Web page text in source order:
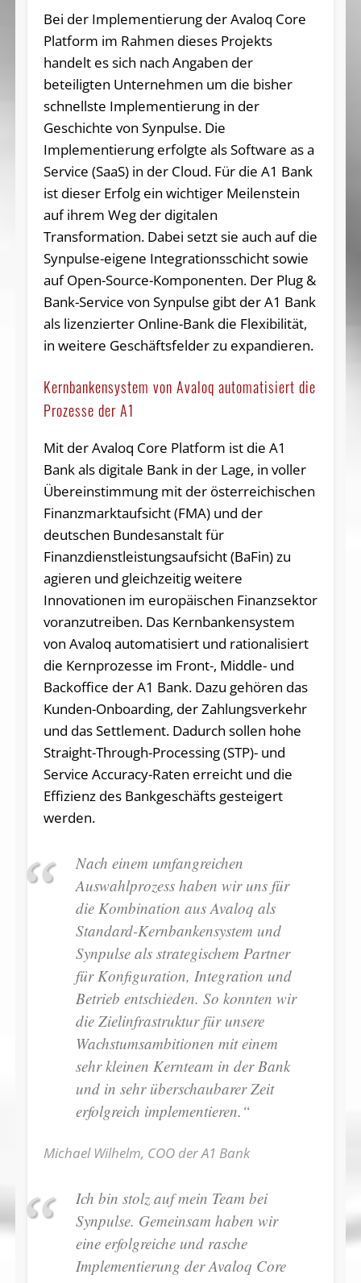
Bei der Implementierung der Avaloq Core
Platform im Rahmen dieses Projekts
handelt es sich nach Angaben der
beteiligten Unternehmen um die bisher
schnellste Implementierung in der
Geschichte von Synpulse. Die
Implementierung erfolgte als Software as a
Service (SaaS) in der Cloud. Für die A1 Bank
ist dieser Erfolg ein wichtiger Meilenstein
auf ihrem Weg der digitalen
Transformation. Dabei setzt sie auch auf die
Synpulse-eigene Integrationsschicht sowie
auf Open-Source-Komponenten. Der Plug &
Bank-Service von Synpulse gibt der A1 Bank
als lizenzierter Online-Bank die Flexibilität,
in weitere Geschäftsfelder zu expandieren.
Kernbankensystem von Avaloq automatisiert die
Prozesse der A1
Mit der Avaloq Core Platform ist die A1
Bank als digitale Bank in der Lage, in voller
Übereinstimmung mit der österreichischen
Finanzmarktaufsicht (FMA) und der
deutschen Bundesanstalt für
Finanzdienstleistungsaufsicht (BaFin) zu
agieren und gleichzeitig weitere
Innovationen im europäischen Finanzsektor
voranzutreiben. Das Kernbankensystem
von Avaloq automatisiert und rationalisiert
die Kernprozesse im Front-, Middle- und
Backoffice der A1 Bank. Dazu gehören das
Kunden-Onboarding, der Zahlungsverkehr
und das Settlement. Dadurch sollen hohe
Straight-Through-Processing (STP)- und
Service Accuracy-Raten erreicht und die
Effizienz des Bankgeschäfts gesteigert
werden.
Nach einem umfangreichen
Auswahlprozess haben wir uns für
die Kombination aus Avaloq als
Standard-Kernbankensystem und
Synpulse als strategischem Partner
für Konfiguration, Integration und
Betrieb entschieden. So konnten wir
die Zielinfrastruktur für unsere
Wachstumsambitionen mit einem
sehr kleinen Kernteam in der Bank
und in sehr überschaubarer Zeit
erfolgreich implementieren.“
Michael Wilhelm, COO der A1 Bank
Ich bin stolz auf mein Team bei
Synpulse. Gemeinsam haben wir
eine erfolgreiche und rasche
Implementierung der Avaloq Core